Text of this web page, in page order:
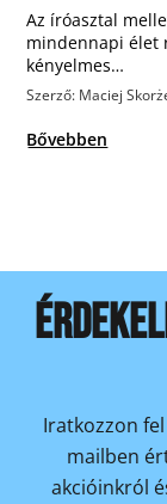
Az íróasztal
mindennapi élet
kényelmes…
Szerző: Maciej
Bővebben
Iratkozzon
mailben
akcióinkról